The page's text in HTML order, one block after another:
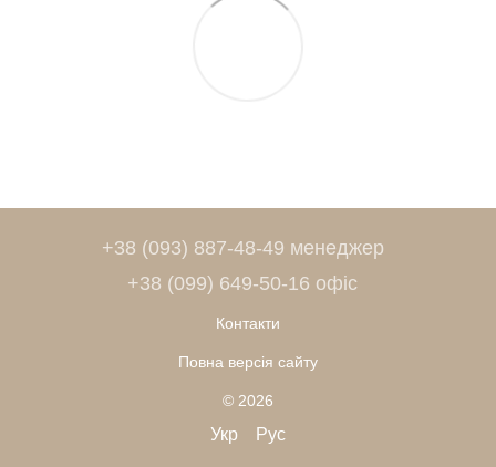
+38 (093) 887-48-49 менеджер
+38 (099) 649-50-16 офіс
Контакти
Повна версія сайту
© 2026
Укр Рус